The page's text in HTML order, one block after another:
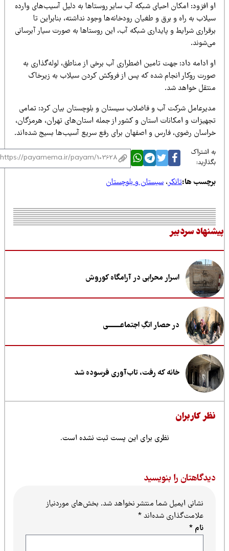
افزود: امکان احیای شبکه آب سایر روستاها به دلیل آسیب‌های وارده
به راه و برق و طغیان رودخانه‌ها وجود نداشته، بنابراین تا
شرایط و پایداری شبکه آب، این روستاها به صورت سیار آبرسانی
ادامه داد: جهت تامین اضطراری آب برخی از مناطق، لوله‌گذاری به
روکار انجام شده که پس از فروکش کردن سیلاب به زیرخاک
خواهد شد.
شرکت آب و فاضلاب سیستان و بلوچستان بیان کرد: تمامی
و امکانات استان و کشور از جمله استان‌های تهران، هرمزگان،
رضوی، فارس و اصفهان برای رفع سریع آسیب‌ها بسیج شده‌اند.
اشتراک
ها:تانکر،سیستان و بلوچستان
سردبیر
اسرار محرابی در آرامگاه کوروش
در حصار انگِ اجتماعــــــــی
خانه که رفت، تاب‌آوری فرسوده شد
کاربران
نظری برای این پست ثبت نشده است.
را بنویسید
نشانی ایمیل شما منتشر نخواهد شد.بخش‌های موردنیاز
علامت‌گذاری شده‌اند*